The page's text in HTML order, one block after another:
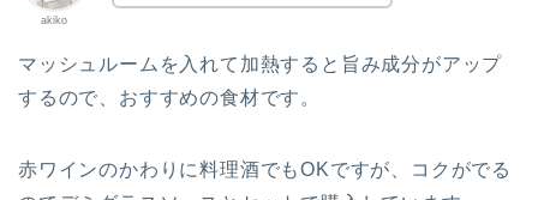
akiko
マッシュルームを入れて加熱すると旨み成分がアップ
するので、おすすめの食材です。
赤ワインのかわりに料理酒でもOKですが、コクがでる